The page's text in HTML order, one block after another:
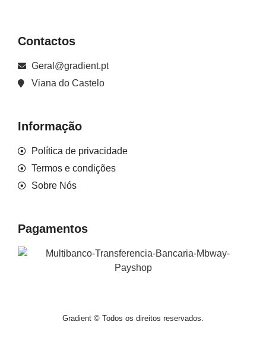
Contactos
Geral@gradient.pt
Viana do Castelo
Informação
Política de privacidade
Termos e condições
Sobre Nós
Pagamentos
Gradient © Todos os direitos reservados.